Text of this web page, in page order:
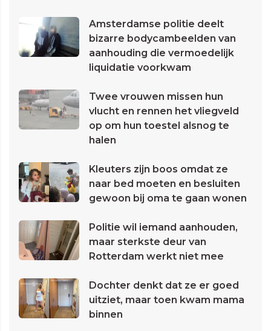
Amsterdamse politie deelt
bizarre bodycambeelden van
aanhouding die vermoedelijk
liquidatie voorkwam
Twee vrouwen missen hun
vlucht en rennen het vliegveld
op om hun toestel alsnog te
halen
Kleuters zijn boos omdat ze
naar bed moeten en besluiten
gewoon bij oma te gaan wonen
Politie wil iemand aanhouden,
maar sterkste deur van
Rotterdam werkt niet mee
Dochter denkt dat ze er goed
uitziet, maar toen kwam mama
binnen